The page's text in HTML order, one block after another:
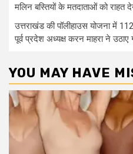
मलिन बस्तियों के मतदाताओं को राहत
उत्तराखंड की पॉलीहाउस योजना में
पूर्व प्रदेश अध्यक्ष करन माहरा ने उठाए
YOU MAY HAVE